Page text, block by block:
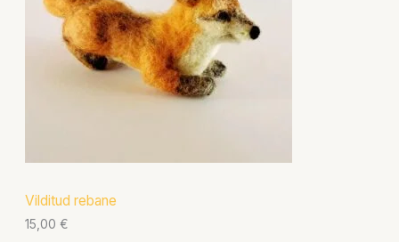
Vilditud rebane
15,00 €